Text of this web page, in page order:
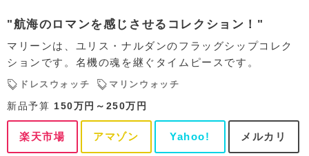
"航海のロマンを感じさせるコレクション！"
マリーンは、ユリス・ナルダンのフラッグシップコレク
ションです。名機の魂を継ぐタイムピースです。
ドレスウォッチ マリンウォッチ
新品予算 150万円～250万円
楽天市場 アマゾン Yahoo! メルカリ